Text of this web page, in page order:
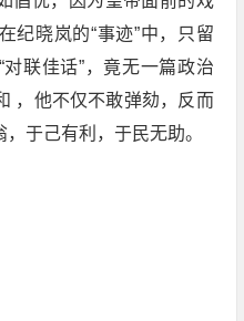
纪晓岚的“事迹”中，只留
联佳话”，竟无一篇政治
，他不仅不敢弹劾，反而
于己有利，于民无助。